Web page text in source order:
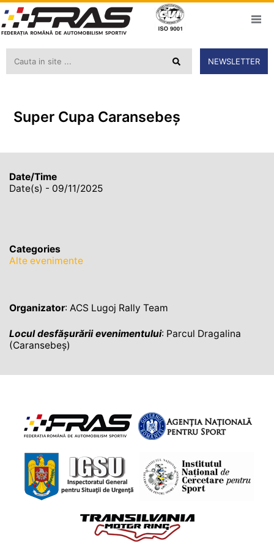
NEWSLETTER
Super Cupa Caransebeș
Date/Time
Date(s) - 09/11/2025
Categories
Alte evenimente
Organizator: ACS Lugoj Rally Team
Locul desfășurării evenimentului: Parcul Dragalina
(Caransebeș)